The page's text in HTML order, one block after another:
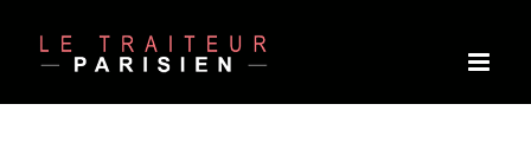
contenu